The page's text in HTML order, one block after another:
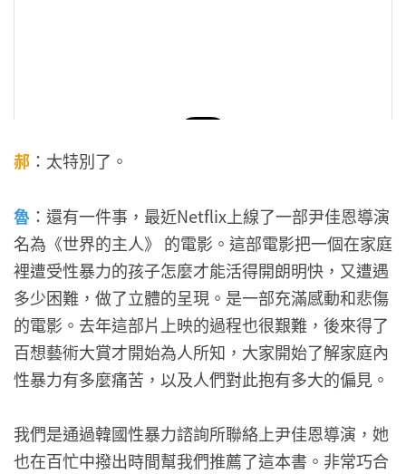
움직씨 Oomzicc Publisher（@oomzicc）分享的貼文
郝 ：太特別了。
魯 ：還有一件事，最近Netflix上線了一部尹佳恩導演
名為《世界的主人》 的電影。這部電影把一個在家庭
裡遭受性暴力的孩子怎麼才能活得開朗明快，又遭遇
多少困難，做了立體的呈現。是一部充滿感動和悲傷
的電影。去年這部片上映的過程也很艱難，後來得了
百想藝術大賞才開始為人所知，大家開始了解家庭內
性暴力有多麼痛苦，以及人們對此抱有多大的偏見。
我們是通過韓國性暴力諮詢所聯絡上尹佳恩導演，她
也在百忙中撥出時間幫我們推薦了這本書。非常巧合